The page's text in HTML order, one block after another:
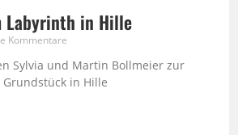
Labyrinth in Hille
Kommentare
Sylvia und Martin Bollmeier zur
in Hille